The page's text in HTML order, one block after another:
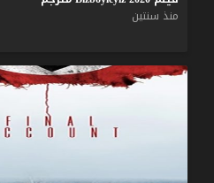
منذ سنتين